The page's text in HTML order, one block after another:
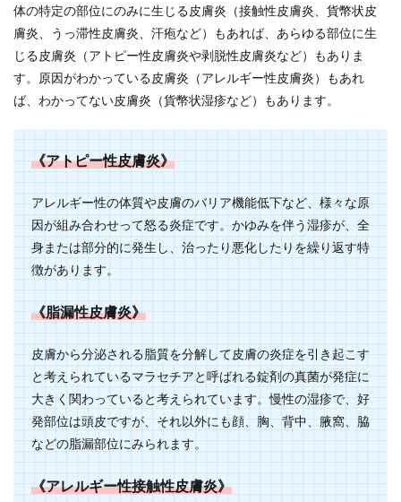
体の特定の部位にのみに生じる皮膚炎（接触性皮膚炎、貨幣状皮
膚炎、うっ滞性皮膚炎、汗疱など）もあれば、あらゆる部位に生
じる皮膚炎（アトピー性皮膚炎や剥脱性皮膚炎など）もありま
す。原因がわかっている皮膚炎（アレルギー性皮膚炎）もあれ
ば、わかってない皮膚炎（貨幣状湿疹など）もあります。
《アトピー性皮膚炎》
アレルギー性の体質や皮膚のバリア機能低下など、様々な原
因が組み合わせって怒る炎症です。かゆみを伴う湿疹が、全
身または部分的に発生し、治ったり悪化したりを繰り返す特
徴があります。
《脂漏性皮膚炎》
皮膚から分泌される脂質を分解して皮膚の炎症を引き起こす
と考えられているマラセチアと呼ばれる錠剤の真菌が発症に
大きく関わっていると考えられています。慢性の湿疹で、好
発部位は頭皮ですが、それ以外にも顔、胸、背中、腋窩、脇
などの脂漏部位にみられます。
《アレルギー性接触性皮膚炎》